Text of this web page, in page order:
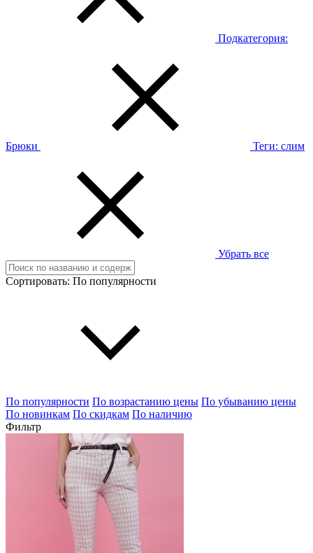
Подкатегория:
Брюки Теги: слим
Убрать все
Сортировать: По популярности
По популярности По возрастанию цены По убыванию цены
По новинкам По скидкам По наличию
Фильтр